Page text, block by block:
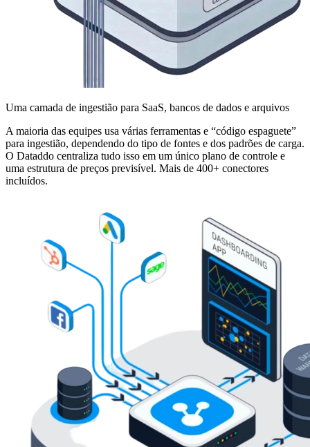
Uma camada de ingestião para SaaS, bancos de dados e arquivos
A maioria das equipes usa várias ferramentas e “código espaguete”
para ingestião, dependendo do tipo de fontes e dos padrões de carga.
O Dataddo centraliza tudo isso em um único plano de controle e
uma estrutura de preços previsível. Mais de 400+ conectores
incluídos.